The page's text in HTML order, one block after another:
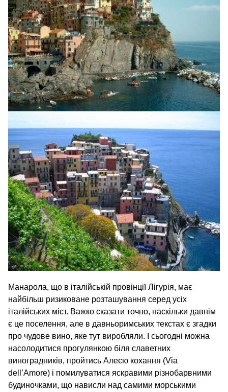
Манарола, що в італійській провінції Лігурія, має
найбільш ризиковане розташування серед усіх
італійських міст. Важко сказати точно, наскільки давнім
є це поселення, але в давньоримських текстах є згадки
про чудове вино, яке тут виробляли. І сьогодні можна
насолодитися прогулянкою біля славетних
виноградників, пройтись Алеєю кохання (Via
dell’Amore) і помилуватися яскравими різнобарвними
будиночками, що нависли над самими морськими